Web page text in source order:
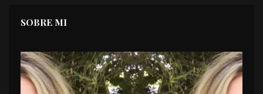
SOBRE MI